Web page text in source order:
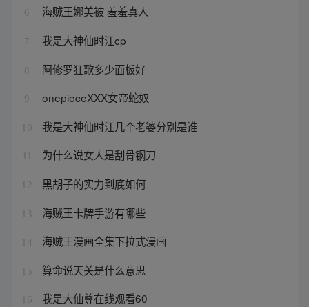
6 海贼王娜美被 羞羞真人
7 我是大神仙时江cp
8 阿修罗狂歌多少面板好
9 onepieceXXX女帝蛇奴
10 我是大神仙时江几个老婆分别是谁
为什么说女人是刮骨钢刀
12 黑胡子的实力到底如何
13 海贼王卡牌手游有哪些
14 海贼王漫画全集下拉式漫画
15 算命说天关是什么意思
16 我是大仙尊在线观看60